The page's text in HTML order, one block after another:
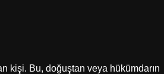
kişi. Bu, doğuştan veya hükümdarın